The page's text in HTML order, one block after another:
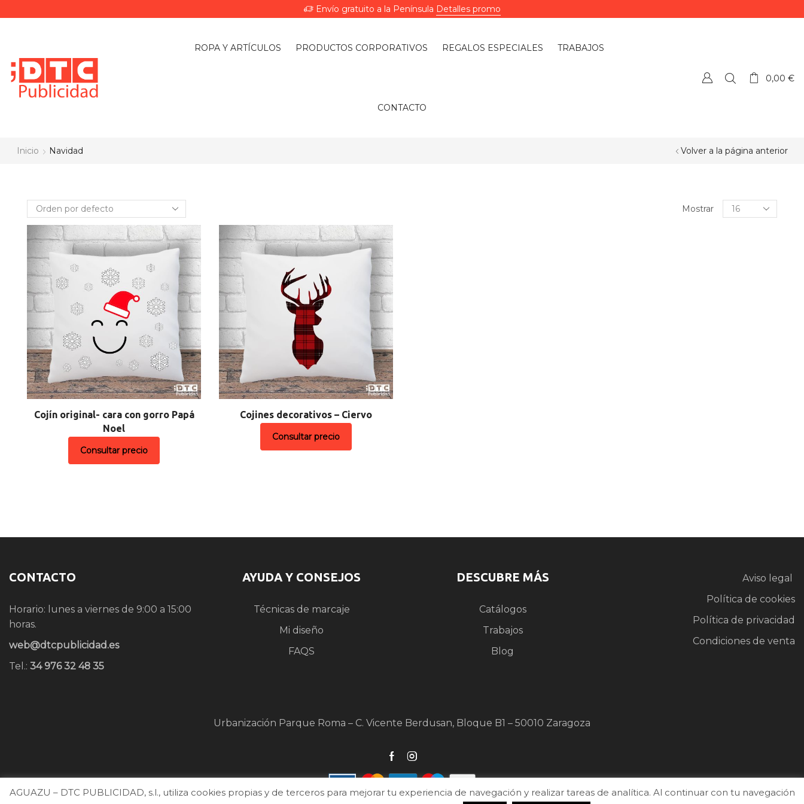
Envío gratuito a la Península Detalles promo
ROPA Y ARTÍCULOS PRODUCTOS CORPORATIVOS REGALOS ESPECIALES TRABAJOS
CONTACTO
0,00€
Inicio Navidad Volver a la página anterior
Mostrar
Cojín original- cara con gorro Papá
Noel
Consultar precio
Cojines decorativos – Ciervo
Consultar precio
CONTACTO
Horario: lunes a viernes de 9:00 a 15:00
horas.
web@dtcpublicidad.es
Tel.: 34 976 32 48 35
AYUDA Y CONSEJOS
Técnicas de marcaje
Mi diseño
FAQS
DESCUBRE MÁS
Catálogos
Trabajos
Blog
Aviso legal
Política de cookies
Política de privacidad
Condiciones de venta
Urbanización Parque Roma – C. Vicente Berdusan, Bloque B1 – 50010 Zaragoza
AGUAZU – DTC PUBLICIDAD, s.l., utiliza cookies propias y de terceros para mejorar tu experiencia de navegación y realizar tareas de analítica. Al continuar con tu navegación